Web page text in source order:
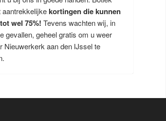
aantrekkelijkekortingen die kunnen
wel 75%!Tevens wachten wij, in
gevallen, geheel gratis om u weer
Nieuwerkerk aan den IJssel te